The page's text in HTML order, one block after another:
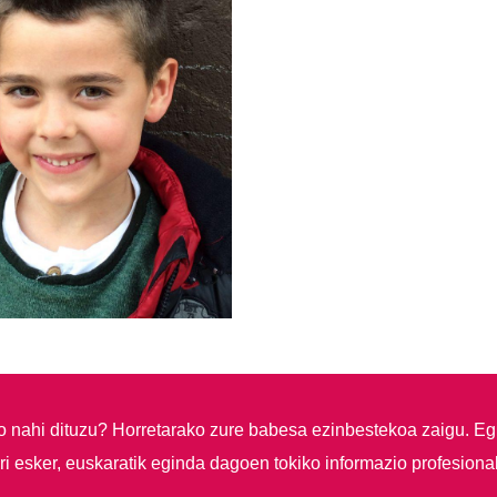
nahi dituzu? Horretarako zure babesa ezinbestekoa zaigu.
esker, euskaratik eginda dagoen tokiko informazio